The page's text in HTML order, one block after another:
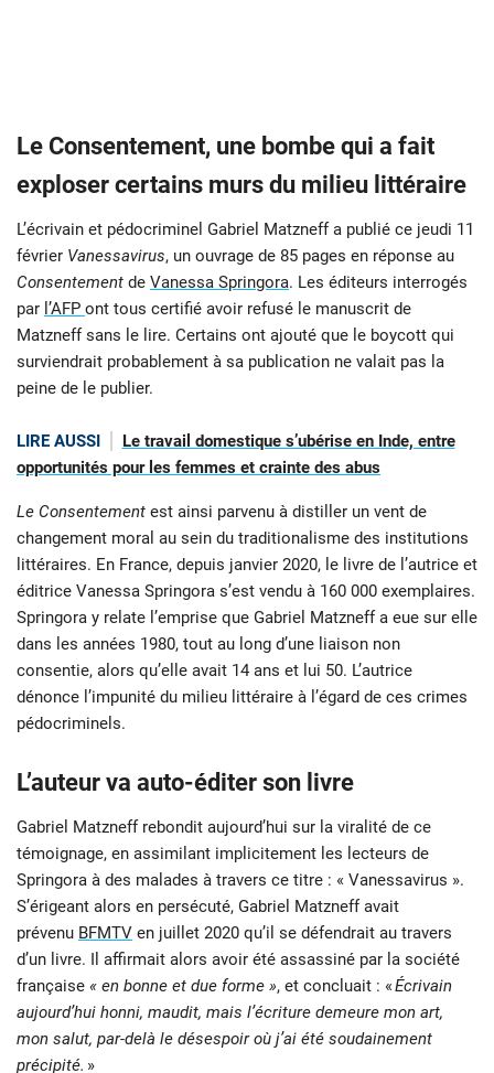
Le Consentement, une bombe qui a fait
exploser certains murs du milieu littéraire
L’écrivain et pédocriminel Gabriel Matzneff a publié ce jeudi 11
février Vanessavirus, un ouvrage de 85 pages en réponse au
Consentement de Vanessa Springora. Les éditeurs interrogés
par l’AFP ont tous certifié avoir refusé le manuscrit de
Matzneff sans le lire. Certains ont ajouté que le boycott qui
surviendrait probablement à sa publication ne valait pas la
peine de le publier.
LIRE AUSSI
Le travail domestique s’ubérise en Inde, entre
opportunités pour les femmes et crainte des abus
Le Consentement est ainsi parvenu à distiller un vent de
changement moral au sein du traditionalisme des institutions
littéraires. En France, depuis janvier 2020, le livre de l’autrice et
éditrice Vanessa Springora s’est vendu à 160 000 exemplaires.
Springora y relate l’emprise que Gabriel Matzneff a eue sur elle
dans les années 1980, tout au long d’une liaison non
consentie, alors qu’elle avait 14 ans et lui 50. L’autrice
dénonce l’impunité du milieu littéraire à l’égard de ces crimes
pédocriminels.
L’auteur va auto-éditer son livre
Gabriel Matzneff rebondit aujourd’hui sur la viralité de ce
témoignage, en assimilant implicitement les lecteurs de
Springora à des malades à travers ce titre : « Vanessavirus ».
S’érigeant alors en persécuté, Gabriel Matzneff avait
prévenu BFMTV en juillet 2020 qu’il se défendrait au travers
d’un livre. Il affirmait alors avoir été assassiné par la société
française « en bonne et due forme », et concluait : «Écrivain
aujourd’hui honni, maudit, mais l’écriture demeure mon art,
mon salut, par-delà le désespoir où j’ai été soudainement
précipité. »